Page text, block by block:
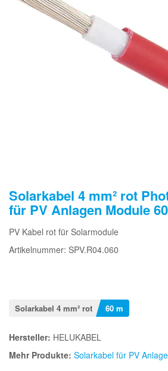
Solarkabel 4 mm² rot
für PV Anlagen Module
PV Kabel rot für Solarmodule
Artikelnummer: SPV.R04.060
Solarkabel 4 mm² rot 60 m
Hersteller: HELUKABEL
Mehr Produkte: Solarkabel für PV